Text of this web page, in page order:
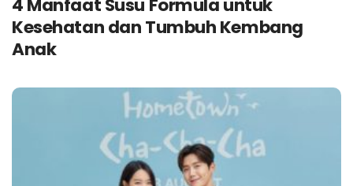
4 Manfaat Susu Formula untuk
Kesehatan dan Tumbuh Kembang
Anak